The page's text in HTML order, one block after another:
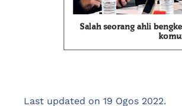
Last updated on 19 Ogos 2022.